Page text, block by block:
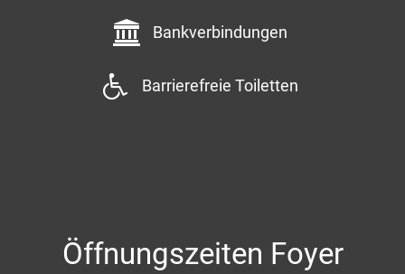
Bankverbindungen
Barrierefreie Toiletten
Öffnungszeiten Foyer